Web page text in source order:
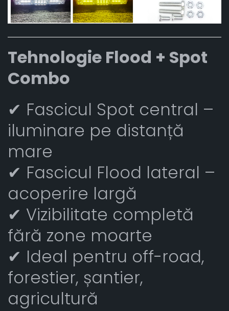
Tehnologie Flood + Spot
Combo
✔ Fascicul Spot central –
iluminare pe distanță
mare
✔ Fascicul Flood lateral –
acoperire largă
✔ Vizibilitate completă
fără zone moarte
✔ Ideal pentru off-road,
forestier, șantier,
agricultură